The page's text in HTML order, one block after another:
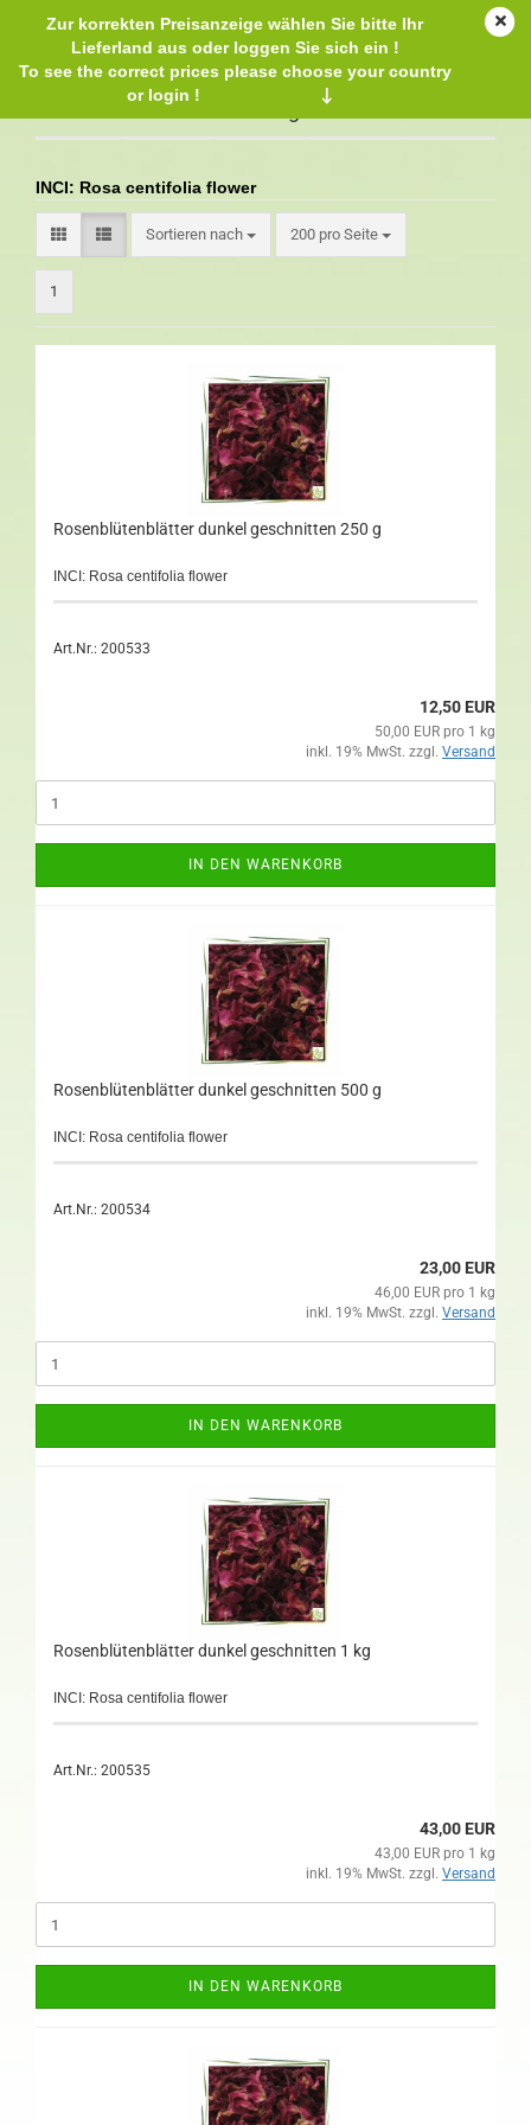
Zur korrekten Preisanzeige wählen Sie bitte Ihr
Lieferland aus oder loggen Sie sich ein !
To see the correct prices please choose your country
or login !
↓
Rosenblütenblätter dunkel geschnitten
INCI: Rosa centifolia flower
Sortieren nach 200 pro Seite
1
Rosenblütenblätter dunkel geschnitten 250 g
INCI: Rosa centifolia flower
Art.Nr.: 200533
12,50 EUR
50,00 EUR pro 1 kg
inkl. 19% MwSt. zzgl. Versand
IN DEN WARENKORB
Rosenblütenblätter dunkel geschnitten 500 g
INCI: Rosa centifolia flower
Art.Nr.: 200534
23,00 EUR
46,00 EUR pro 1 kg
inkl. 19% MwSt. zzgl. Versand
IN DEN WARENKORB
Rosenblütenblätter dunkel geschnitten 1 kg
INCI: Rosa centifolia flower
Art.Nr.: 200535
43,00 EUR
43,00 EUR pro 1 kg
inkl. 19% MwSt. zzgl. Versand
IN DEN WARENKORB